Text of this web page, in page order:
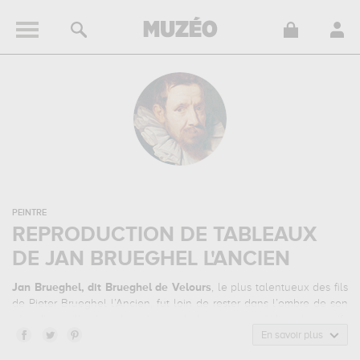
PEINTRE
REPRODUCTION DE TABLEAUX
DE JAN BRUEGHEL L'ANCIEN
Jan Brueghel, dit Brueghel de Velours, le plus talentueux des fils
de Pieter Brueghel l’Ancien, fut loin de rester dans l’ombre de son
floraux d’une grande délicatesse grâce à la finesse de sa touche.
En savoir plus